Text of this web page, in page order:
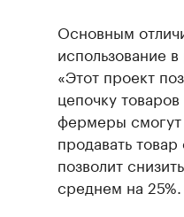
Основным
использование
«Этот проект
цепочку
фермеры смогут
продавать
позволит
среднем на 25%.